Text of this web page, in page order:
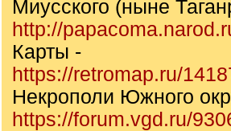
Миусского (ныне
http://
Карты -
https://retromap.ru/
Некрополи Южного
https://forum.vgd.ru/